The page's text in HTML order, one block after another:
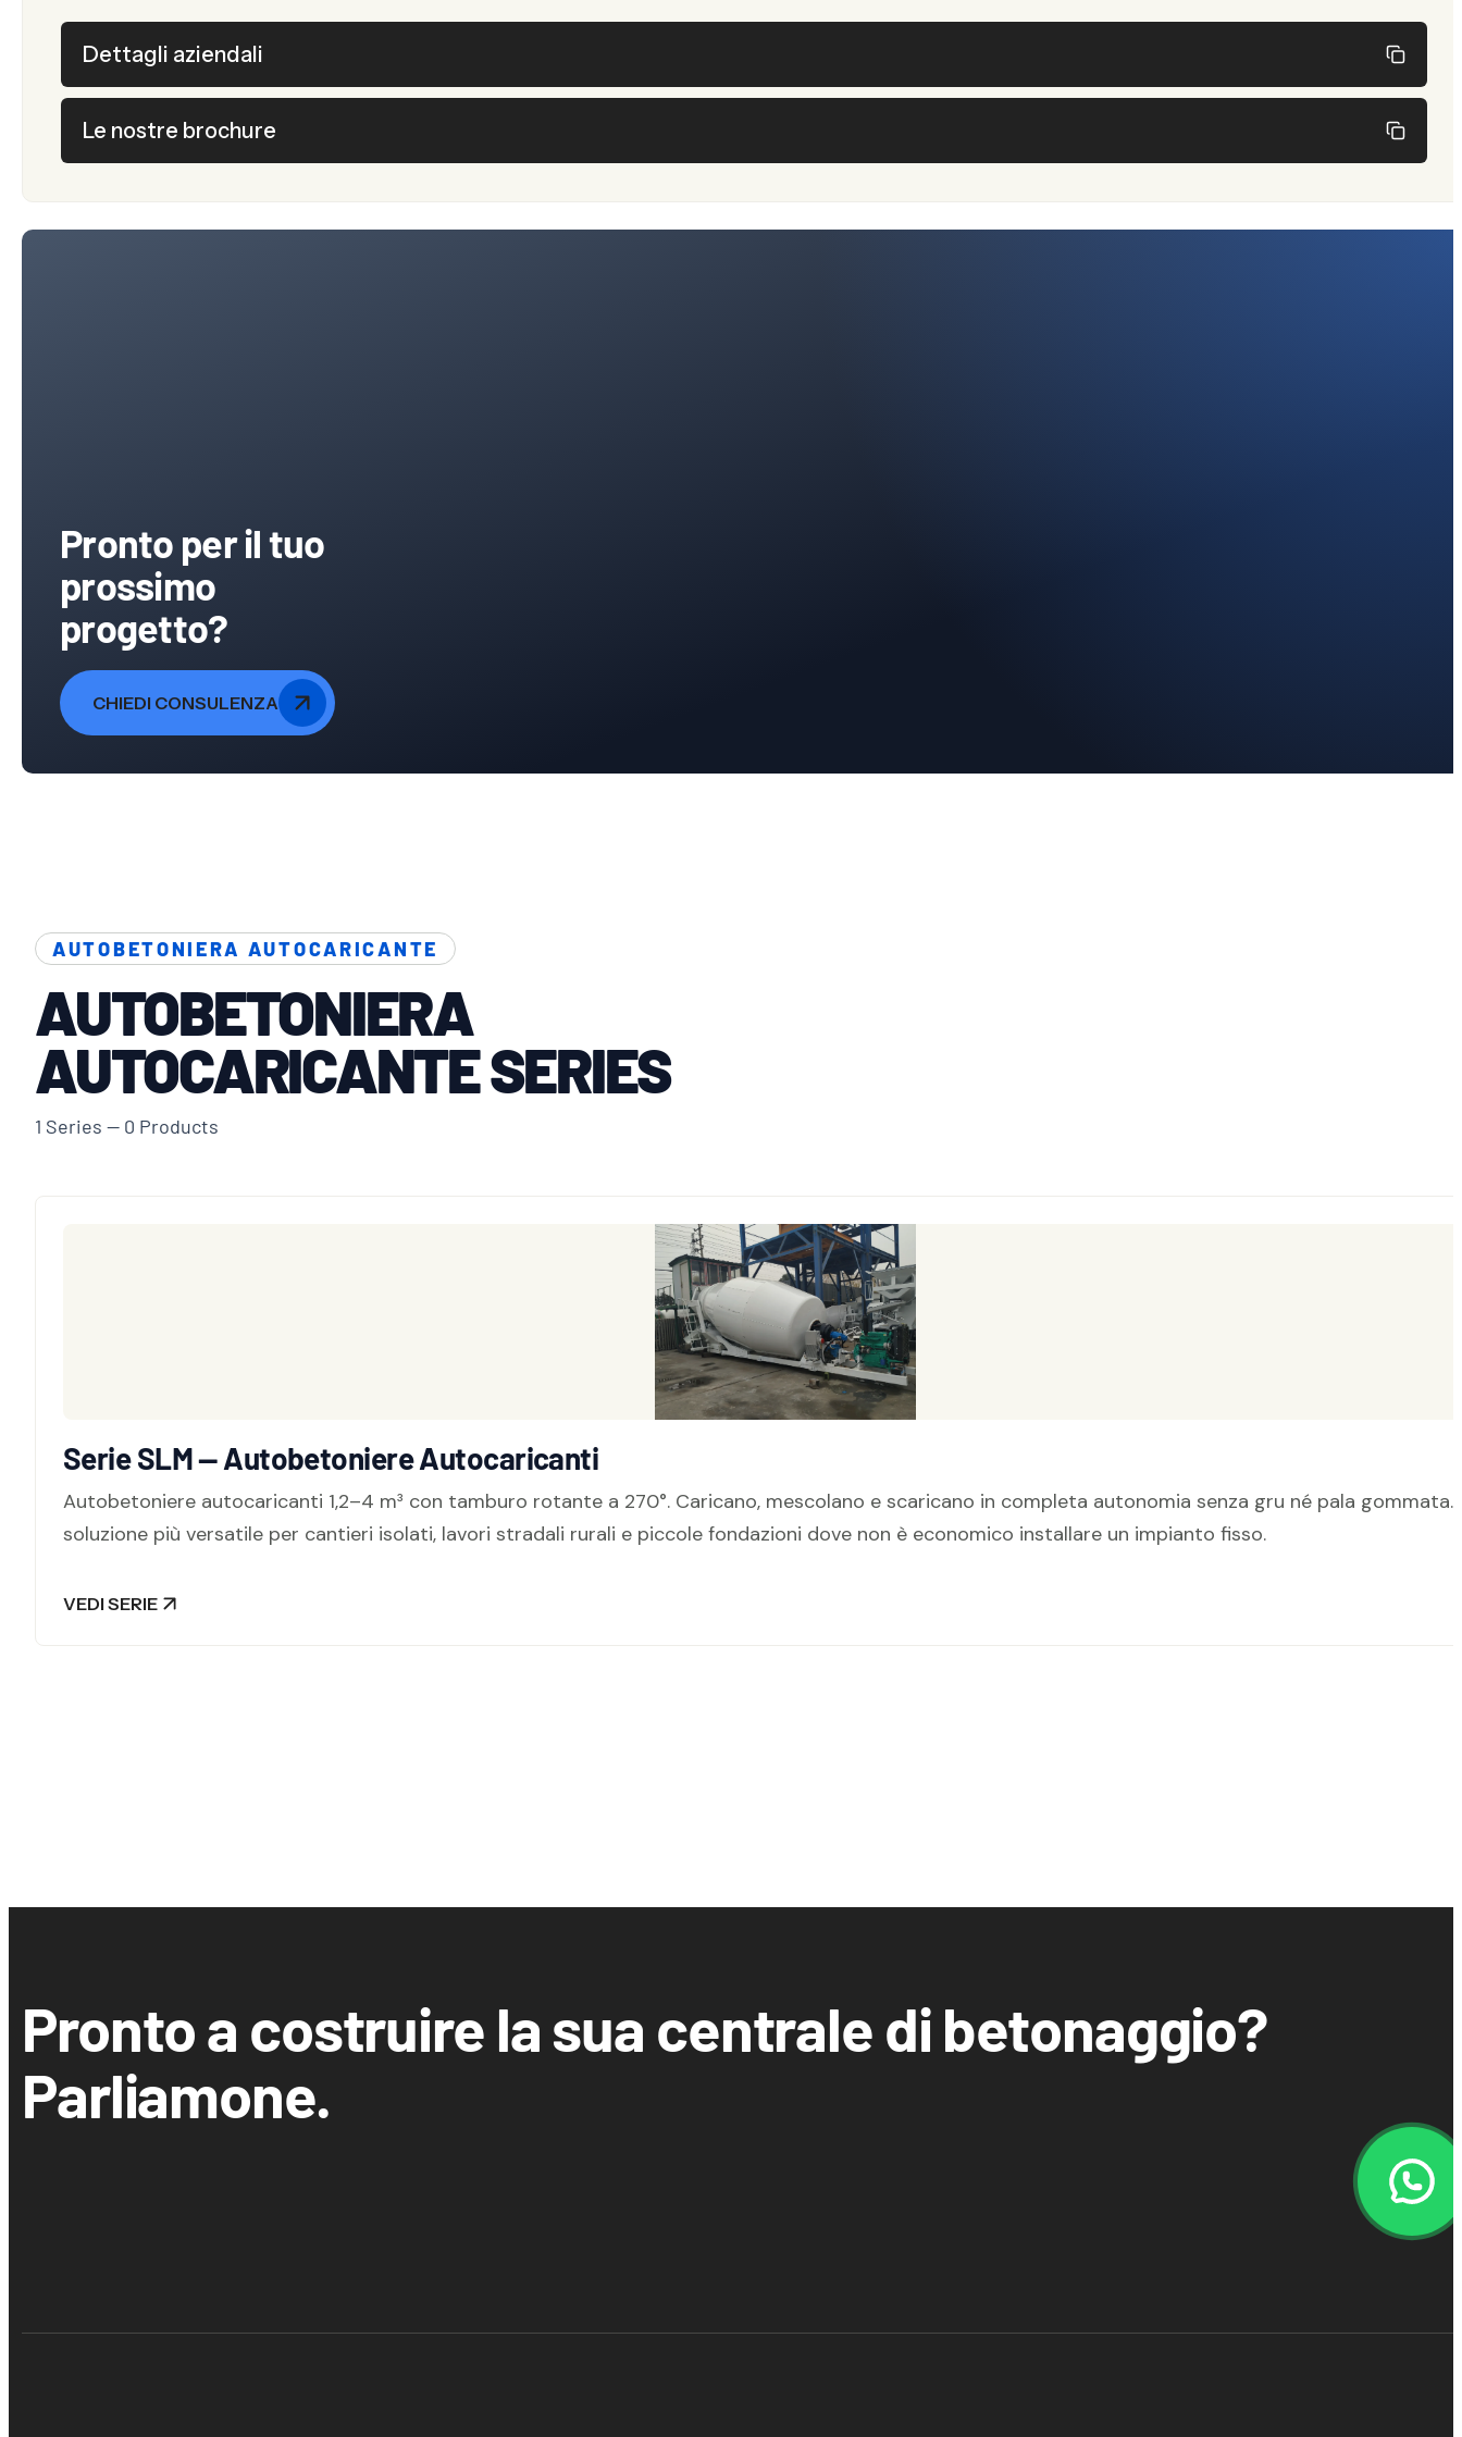
Dettagli aziendali
Le nostre brochure
Pronto per il tuo
prossimo
progetto?
CHIEDI CONSULENZA
AUTOBETONIERA AUTOCARICANTE
AUTOBETONIERA
AUTOCARICANTE SERIES
1 Series — 0 Products
Serie SLM — Autobetoniere Autocaricanti
Autobetoniere autocaricanti 1,2–4 m³ con tamburo rotante a 270°. Caricano, mescolano e scaricano in completa autonomia senza gru né pala gommata.
soluzione più versatile per cantieri isolati, lavori stradali rurali e piccole fondazioni dove non è economico installare un impianto fisso.
VEDI SERIE
Pronto a costruire la sua centrale di betonaggio?
Parliamone.